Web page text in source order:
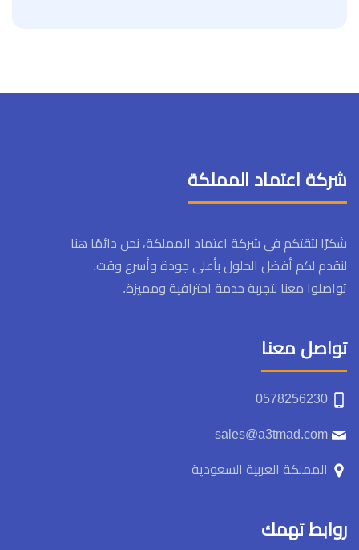
شركة اعتماد المملكة
شكرًا لثقتكم في شركة اعتماد المملكة، نحن دائمًا هنا
لنقدم لكم أفضل الحلول بأعلى جودة وأسرع وقت.
تواصلوا معنا لتجربة خدمة احترافية ومميزة.
تواصل معنا
المملكة العربية السعودية
روابط تهمك